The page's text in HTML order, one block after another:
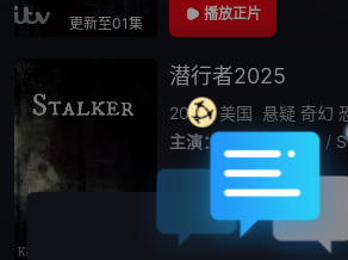
更新至01集
游戏般展开的追凶行动
曲而危险的
播放正片
潜行者2025
2025 美国 悬疑 奇幻
主演：
Gus Langley /